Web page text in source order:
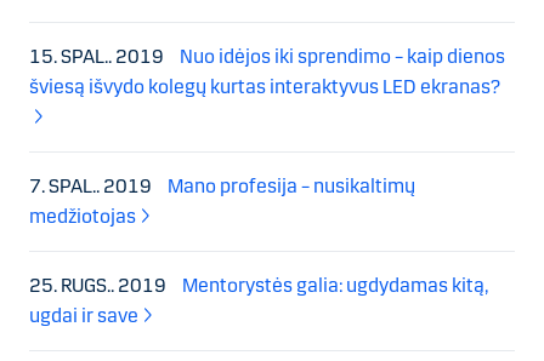
15. SPAL.. 2019
Nuo idėjos iki sprendimo – kaip dienos
šviesą išvydo kolegų kurtas interaktyvus LED ekranas?
7. SPAL.. 2019
Mano profesija – nusikaltimų
medžiotojas
25. RUGS.. 2019
Mentorystės galia: ugdydamas kitą,
ugdai ir save